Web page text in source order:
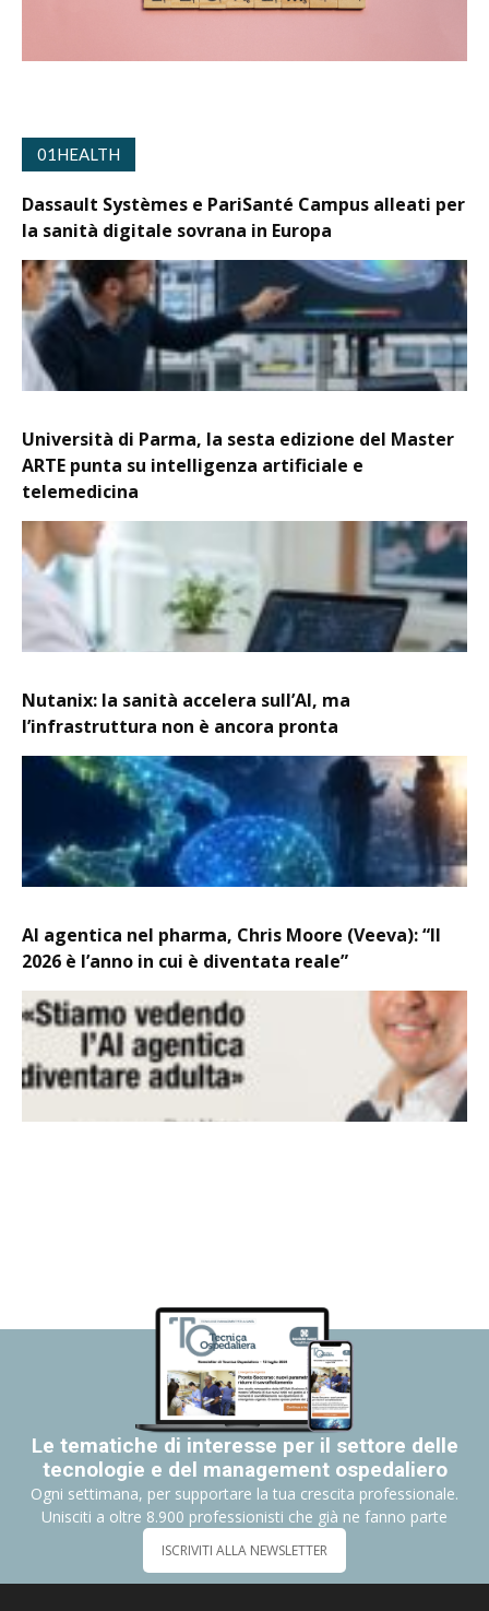
01HEALTH
Dassault Systèmes e PariSanté Campus alleati per
la sanità digitale sovrana in Europa
Università di Parma, la sesta edizione del Master
ARTE punta su intelligenza artificiale e
telemedicina
Nutanix: la sanità accelera sull’AI, ma
l’infrastruttura non è ancora pronta
AI agentica nel pharma, Chris Moore (Veeva): “Il
2026 è l’anno in cui è diventata reale”
Le tematiche di interesse per il settore delle
tecnologie e del management ospedaliero
Ogni settimana, per supportare la tua crescita professionale.
Unisciti a oltre 8.900 professionisti che già ne fanno parte
ISCRIVITI ALLA NEWSLETTER